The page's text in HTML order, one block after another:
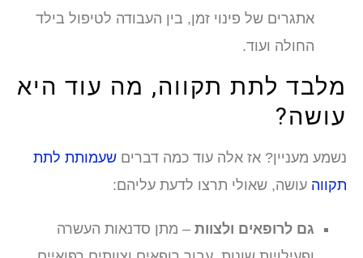
אתגרים של פינוי זמן, בין העבודה לטיפול בילד
החולה ועוד.
לתת תקווה, מה עוד היא
מעניין? אז אלה עוד כמה דבריםשעמותת לתת
עושה, שאולי תרצו לדעת עליהם:
גם לרופאים ולצוות– מתן סדנאות העשרה